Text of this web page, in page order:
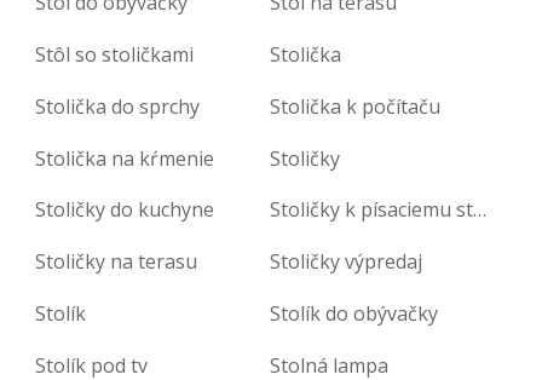
Stôl so stoličkami
Stolička
Stolička do sprchy
Stolička k počítaču
Stolička na kŕmenie
Stoličky
Stoličky do kuchyne
Stoličky k písaciemu stolu
Stoličky na terasu
Stoličky výpredaj
Stolík
Stolík do obývačky
Stolík pod tv
Stolná lampa